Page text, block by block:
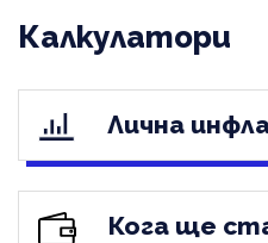
Калкулатори
Лична
Кога ще